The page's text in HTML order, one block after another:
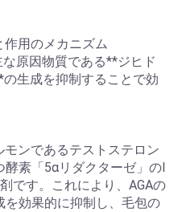
用のメカニズム
原因物質である**ジヒド
生成を抑制することで効
ンであるテストステロン
酵素「5αリダクターゼ」のI
です。これにより、AGAの
効果的に抑制し、毛包の